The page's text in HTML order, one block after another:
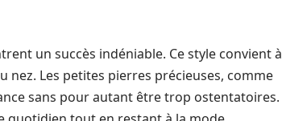
un succès indéniable. Ce style convient à
nez. Les petites pierres précieuses, comme
sans pour autant être trop ostentatoires.